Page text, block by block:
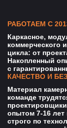
РАБОТАЕМ С
Каркасное,
коммерческого
цикла: от
Накопленный
с
КАЧЕСТВО И
Материал
команде
опытом 7-16 лет
строго по